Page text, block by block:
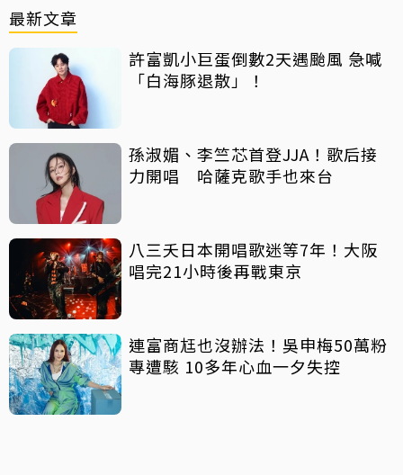
最新文章
許富凱小巨蛋倒數2天遇颱風 急喊
「白海豚退散」！
孫淑媚、李竺芯首登JJA！歌后接
力開唱 哈薩克歌手也來台
八三夭日本開唱歌迷等7年！大阪
唱完21小時後再戰東京
連富商尪也沒辦法！吳申梅50萬粉
專遭駭 10多年心血一夕失控